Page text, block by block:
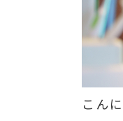
こん